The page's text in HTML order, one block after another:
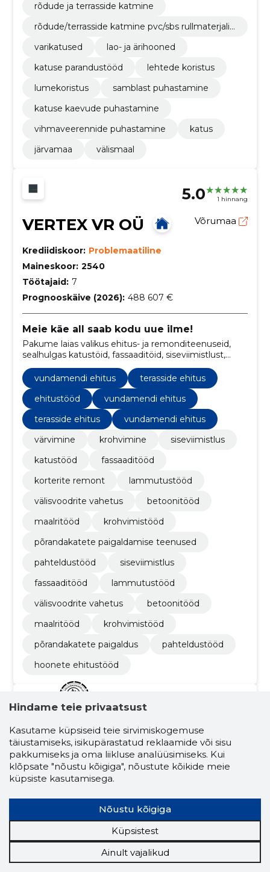
rõdude ja terrasside katmine
rõdude/terrasside katmine pvc/sbs rullmaterjalig
varikatused
lao- ja ärihooned
katuse parandustööd
lehtede koristus
lumekoristus
samblast puhastamine
katuse kaevude puhastamine
vihmaveerennide puhastamine
katus
järvamaa
välismaal
5.0 1 hinnang
VERTEX VR OÜ Võrumaa
Krediidiskoor: Problemaatiline
Maineskoor: 2540
Töötajaid: 7
Prognooskäive (2026): 488 607 €
Meie käe all saab kodu uue ilme!
Pakume laias valikus ehitus- ja remonditeenuseid,
sealhulgas katustöid, fassaaditöid, siseviimistlust,
välisvoodrite vahetust ja soojustamist, betoonitöid,
lammutustöid, terasside ehitust ning korterite ja
trepikodade remonti.
vundamendi ehitus
terasside ehitus
ehitustööd
vundamendi ehitus
terasside ehitus
vundamendi ehitus
värvimine
krohvimine
siseviimistlus
katustööd
fassaaditööd
korterite remont
lammutustööd
välisvoodrite vahetus
betoonitööd
maalritööd
krohvimistööd
põrandakatete paigaldamise teenused
pahteldustööd
siseviimistlus
fassaaditööd
lammutustööd
välisvoodrite vahetus
betoonitööd
maalritööd
krohvimistööd
põrandakatete paigaldus
pahteldustööd
hoonete ehitustööd
WORKEST OÜ Võrumaa
Krediidiskoor: Usaldusväärne
Maineskoor: 2490
Töötajaid: 1
Prognooskäive (2026): 111 190 €
Ehitame kindla tuleviku ja aluse teie
Hindame teie privaatsust
Kasutame küpsiseid teie sirvimiskogemuse
täiustamiseks, isikupärastatud reklaamide või sisu
pakkumiseks ja oma liikluse analüüsimiseks. Kui
klõpsate "nõustu kõigiga", nõustute kõikide meie
küpsiste kasutamisega.
Nõustu kõigiga
Küpsistest
Ainult vajalikud